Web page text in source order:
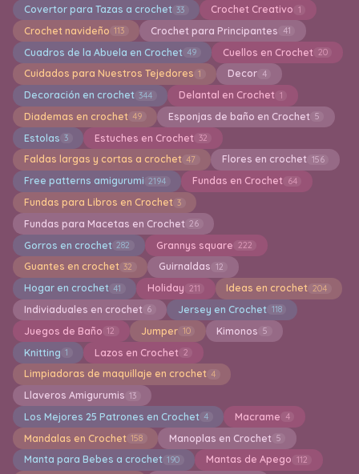
Covertor para Tazas a crochet 33 Crochet Creativo 1
Crochet navideño 113 Crochet para Principantes 41
Cuadros de la Abuela en Crochet 49 Cuellos en Crochet 20
Cuidados para Nuestros Tejedores 1 Decor 4
Decoración en crochet 344 Delantal en Crochet 1
Diademas en crochet 49 Esponjas de baño en Crochet 5
Estolas 3 Estuches en Crochet 32
Faldas largas y cortas a crochet 47 Flores en crochet 156
Free patterns amigurumi 2194 Fundas en Crochet 64
Fundas para Libros en Crochet 3
Fundas para Macetas en Crochet 26
Gorros en crochet 282 Grannys square 222
Guantes en crochet 32 Guirnaldas 12
Hogar en crochet 41 Holiday 211 Ideas en crochet 204
Indiviaduales en crochet 6 Jersey en Crochet 118
Juegos de Baño 12 Jumper 10 Kimonos 5
Knitting 1 Lazos en Crochet 2
Limpiadoras de maquillaje en crochet 4
Llaveros Amigurumis 13
Los Mejores 25 Patrones en Crochet 4 Macrame 4
Mandalas en Crochet 158 Manoplas en Crochet 5
Manta para Bebes a crochet 190 Mantas de Apego 112